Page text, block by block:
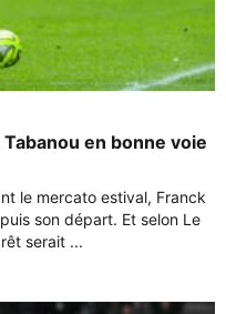
en bonne voie
le mercato estival, Franck
son départ. Et selon Le
serait ...